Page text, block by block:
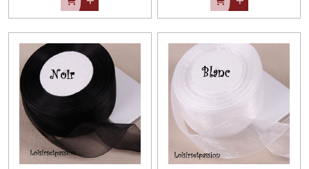
Organza
Voile
Fantaisie
(42)
Organza
Scintillant
Lurex
(22)